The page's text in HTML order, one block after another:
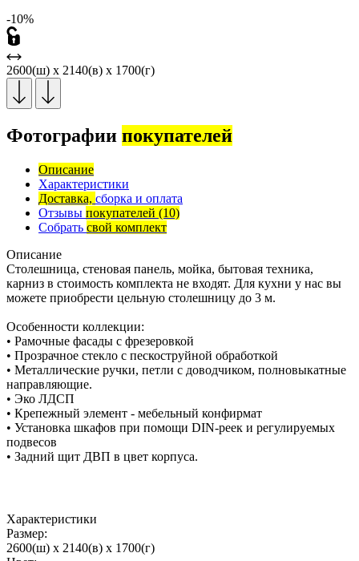
-10%
2600(ш) x 2140(в) x 1700(г)
Фотографии покупателей
Описание
Характеристики
Доставка, сборка и оплата
Отзывы покупателей (10)
Собрать свой комплект
Описание
Столешница, стеновая панель, мойка, бытовая техника,
карниз в стоимость комплекта не входят. Для кухни у нас вы
можете приобрести цельную столешницу до 3 м.
Особенности коллекции:
• Рамочные фасады с фрезеровкой
• Прозрачное стекло с пескоструйной обработкой
• Металлические ручки, петли с доводчиком, полновыкатные
направляющие.
• Эко ЛДСП
• Крепежный элемент - мебельный конфирмат
• Установка шкафов при помощи DIN-реек и регулируемых
подвесов
• Задний щит ДВП в цвет корпуса.
Характеристики
Размер:
2600(ш) x 2140(в) x 1700(г)